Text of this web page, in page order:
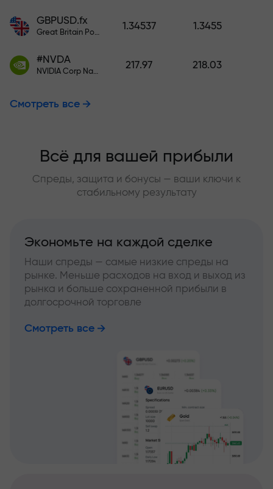
GBPUSD.fx
Great Britain Pound vs US Dollar
1.34537 1.3455
#NVDA
NVIDIA Corp Nasdaq Stock Exchange (Nasdaq) USD
217.97 218.03
Смотреть все
Всё для вашей прибыли
Спреды, защита и бонусы — ваши ключи к
стабильному результату
Экономьте на каждой сделке
Наши спреды — самые низкие спреды на
рынке. Меньше расходов на вход и выход из
рынка и больше сохраненной прибыли в
долгосрочной торговле
Смотреть все